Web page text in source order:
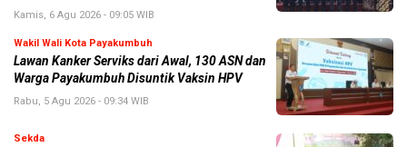
Kamis, 6 Agu 2026 - 09:05 WIB
Wakil Wali Kota Payakumbuh
Lawan Kanker Serviks dari Awal, 130 ASN dan
Warga Payakumbuh Disuntik Vaksin HPV
Rabu, 5 Agu 2026 - 09:34 WIB
Sekda